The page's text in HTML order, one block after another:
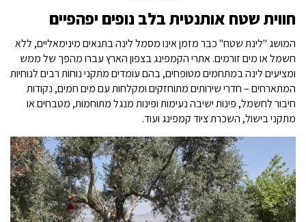
חווית שטח אותנטית בלב נופים יפהפיים
המושג "לינת שטח" כבר מזמן אינו מסמל לינה בתנאים מינימאליים, ללא
חשמל או מים זורמים. אתרי הקמפינג בצפון הארץ עברו מהפך של ממש
ומציעים לינה במתחמים מטופחים, בהם עומדים מתקני נוחות רבים לנוחיות
המתארחים – חדרי שירותים מתוחזקים ומקלחות עם מים חמים, נקודות
חיבור לחשמל, פינות ישיבה נעימות ופינות מנגל מתוחמות, מטבחים או
מתקני בישול, השכרת ציוד קמפינג ועוד.